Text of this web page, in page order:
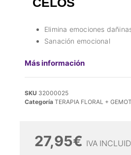
Elimina emociones
Sanación emocional
Más información
SKU 32000025
Categoría TERAPIA FLORAL +
27,95€ IVA